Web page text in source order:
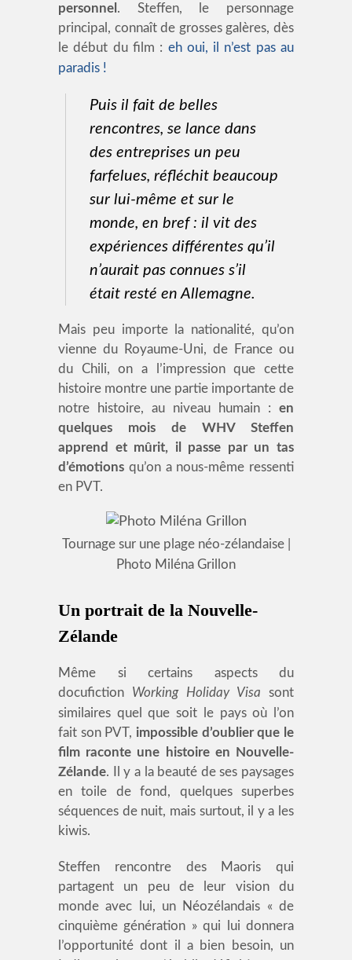
personnel . Steffen, le personnage
principal, connaît de grosses galères, dès
le début du film : eh oui, il n’est pas au
paradis !
Puis il fait de belles
rencontres, se lance dans
des entreprises un peu
farfelues, réfléchit beaucoup
sur lui-même et sur le
monde, en bref : il vit des
expériences différentes qu’il
n’aurait pas connues s’il
était resté en Allemagne.
Mais peu importe la nationalité, qu’on
vienne du Royaume-Uni, de France ou
du Chili, on a l’impression que cette
histoire montre une partie importante de
notre histoire, au niveau humain : en
quelques mois de WHV Steffen
apprend et mûrit, il passe par un tas
d’émotions qu’on a nous-même ressenti
en PVT.
Tournage sur une plage néo-zélandaise |
Photo Miléna Grillon
Un portrait de la Nouvelle-
Zélande
Même si certains aspects du
docufiction Working Holiday Visa sont
similaires quel que soit le pays où l’on
fait son PVT, impossible d’oublier que le
film raconte une histoire en Nouvelle-
Zélande. Il y a la beauté de ses paysages
en toile de fond, quelques superbes
séquences de nuit, mais surtout, il y a les
kiwis.
Steffen rencontre des Maoris qui
partagent un peu de leur vision du
monde avec lui, un Néozélandais « de
cinquième génération » qui lui donnera
l’opportunité dont il a bien besoin, un